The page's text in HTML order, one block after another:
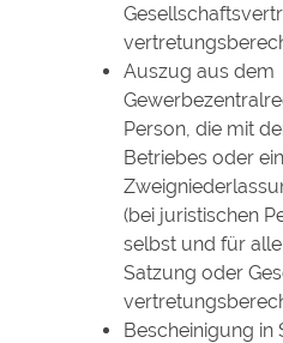
Auszug aus dem
Person, die mit
Betriebes oder
(bei juristischen
selbst und für
Satzung oder
Bescheinigung in